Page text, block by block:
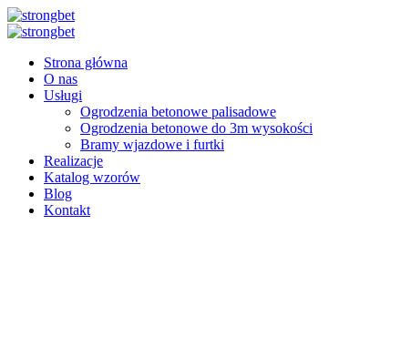
Przejdź
do
Strona główna
O nas
Usługi
Ogrodzenia betonowe palisadowe
Ogrodzenia betonowe do 3m wysokości
Bramy wjazdowe i furtki
Realizacje
Katalog wzorów
Blog
Kontakt